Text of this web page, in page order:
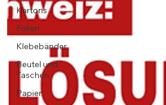
Kartons
Folien
Klebebänder
Beutel und
Taschen
Papier